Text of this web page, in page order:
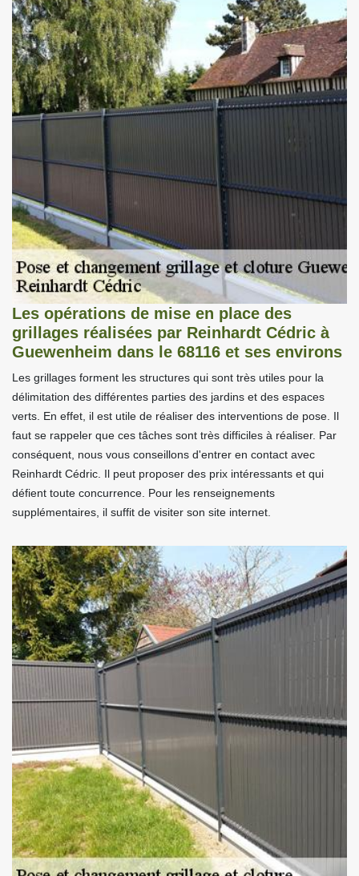
Les opérations de mise en place des
grillages réalisées par Reinhardt Cédric à
Guewenheim dans le 68116 et ses environs
Les grillages forment les structures qui sont très utiles pour la
délimitation des différentes parties des jardins et des espaces
verts. En effet, il est utile de réaliser des interventions de pose. Il
faut se rappeler que ces tâches sont très difficiles à réaliser. Par
conséquent, nous vous conseillons d'entrer en contact avec
Reinhardt Cédric. Il peut proposer des prix intéressants et qui
défient toute concurrence. Pour les renseignements
supplémentaires, il suffit de visiter son site internet.